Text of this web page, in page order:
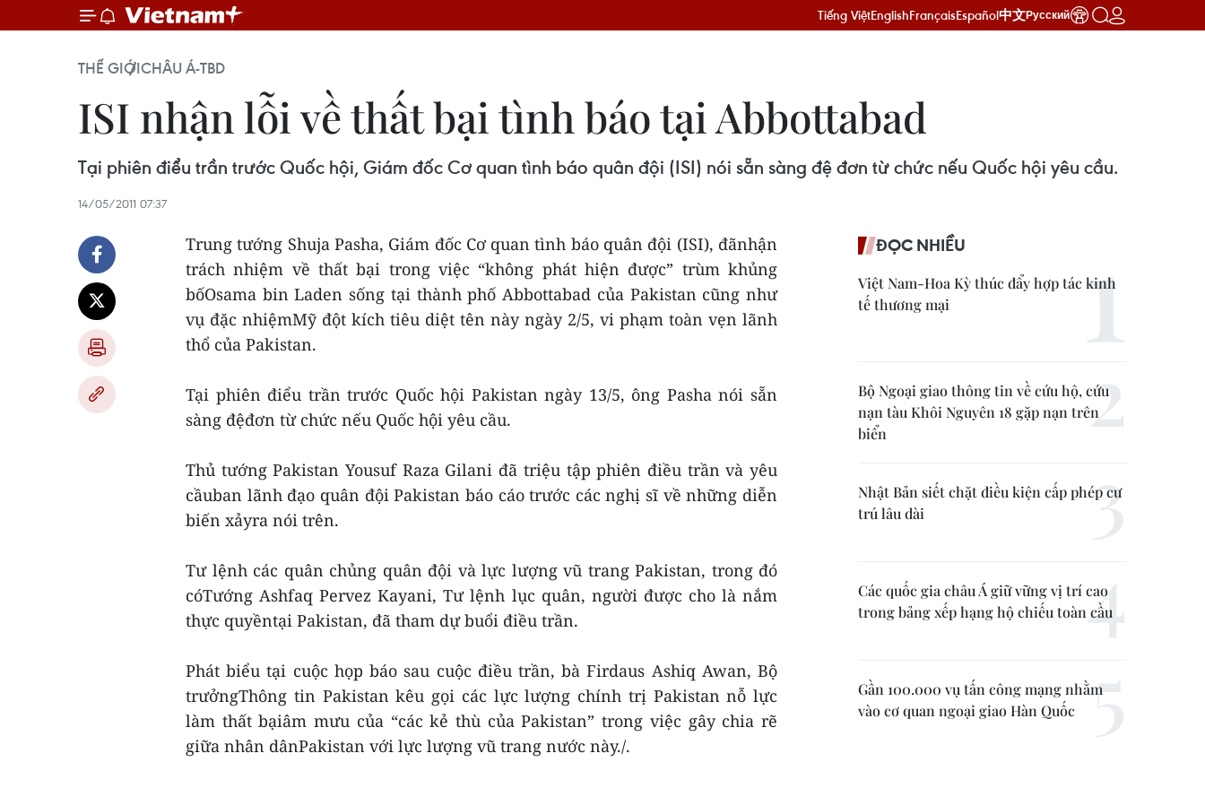
Tiếng ViệtEnglishFrançaisEspañol中文Русский
THẾ GIỚICHÂU Á-TBD
ISI nhận lỗi về thất bại tình báo tại Abbottabad
Tại phiên điểu trần trước Quốc hội, Giám đốc Cơ quan tình báo quân đội (ISI) nói sẵn sàng đệ đơn từ chức nếu Quốc hội yêu cầu.
14/05/2011 07:37
Trung tướng Shuja Pasha, Giám đốc Cơ quan tình báo quân đội (ISI), đãnhận
trách nhiệm về thất bại trong việc “không phát hiện được” trùm khủng
bốOsama bin Laden sống tại thành phố Abbottabad của Pakistan cũng như
vụ đặc nhiệmMỹ đột kích tiêu diệt tên này ngày 2/5, vi phạm toàn vẹn lãnh
thổ của Pakistan.
Tại phiên điểu trần trước Quốc hội Pakistan ngày 13/5, ông Pasha nói sẵn
sàng đệđơn từ chức nếu Quốc hội yêu cầu.
Thủ tướng Pakistan Yousuf Raza Gilani đã triệu tập phiên điều trần và yêu
cầuban lãnh đạo quân đội Pakistan báo cáo trước các nghị sĩ về những diễn
biến xảyra nói trên.
Tư lệnh các quân chủng quân đội và lực lượng vũ trang Pakistan, trong đó
cóTướng Ashfaq Pervez Kayani, Tư lệnh lục quân, người được cho là nắm
thực quyềntại Pakistan, đã tham dự buổi điều trần.
Phát biểu tại cuộc họp báo sau cuộc điều trần, bà Firdaus Ashiq Awan, Bộ
trưởngThông tin Pakistan kêu gọi các lực lượng chính trị Pakistan nỗ lực
làm thất bạiâm mưu của “các kẻ thù của Pakistan” trong việc gây chia rẽ
giữa nhân dânPakistan với lực lượng vũ trang nước này./.
ĐỌC NHIỀU
Việt Nam-Hoa Kỳ thúc đẩy hợp tác kinh
tế thương mại
Bộ Ngoại giao thông tin về cứu hộ, cứu
nạn tàu Khôi Nguyên 18 gặp nạn trên
biển
Nhật Bản siết chặt điều kiện cấp phép cư
trú lâu dài
Các quốc gia châu Á giữ vững vị trí cao
trong bảng xếp hạng hộ chiếu toàn cầu
Gần 100.000 vụ tấn công mạng nhằm
vào cơ quan ngoại giao Hàn Quốc